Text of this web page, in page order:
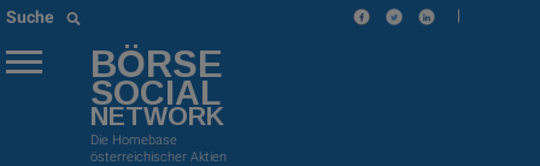
Suche |
BÖRSE
SOCIAL
NETWORK
Die Homebase
österreichischer Aktien